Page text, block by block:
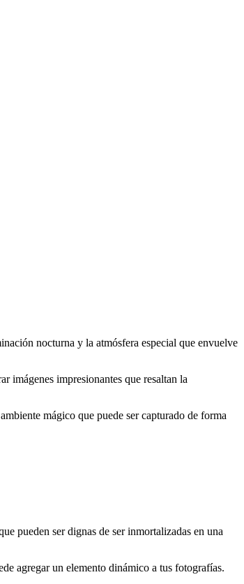
nocturna y la atmósfera especial que envuelve
imágenes impresionantes que resaltan la
mágico que puede ser capturado de forma
pueden ser dignas de ser inmortalizadas en una
agregar un elemento dinámico a tus fotografías.